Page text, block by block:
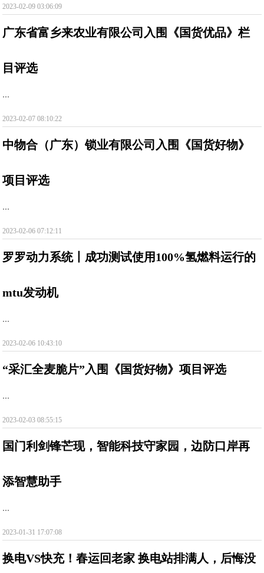
2023-02-09 03:06:09
广东省富乡来农业有限公司入围《国货优品》栏
目评选
...
2023-02-07 08:10:22
中物合（广东）锁业有限公司入围《国货好物》
项目评选
...
2023-02-06 07:12:11
罗罗动力系统丨成功测试使用100%氢燃料运行的
mtu发动机
...
2023-02-06 10:43:10
“采汇全麦脆片”入围《国货好物》项目评选
...
2023-02-03 08:55:15
国门利剑锋芒现，智能科技守家园，边防口岸再
添智慧助手
...
2023-01-31 17:07:08
换电VS快充！春运回老家 换电站排满人，后悔没